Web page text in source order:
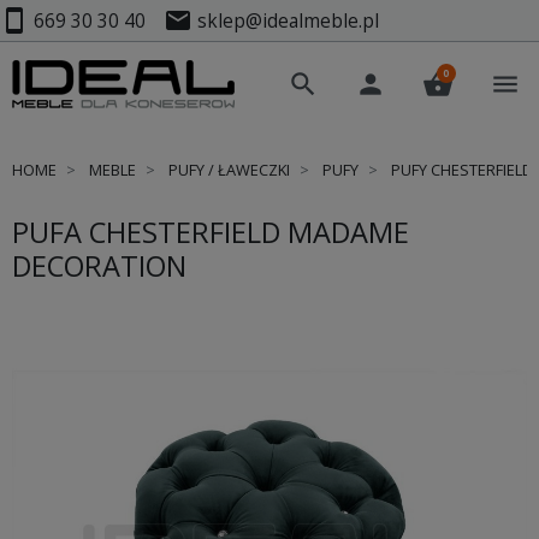
smartphone 669 30 30 40 mail sklep@idealmeble.pl
search person shopping_basket
0 menu
HOME MEBLE PUFY / ŁAWECZKI PUFY PUFY CHESTERFIELD
PUFA CHESTERFIELD MADAME
DECORATION